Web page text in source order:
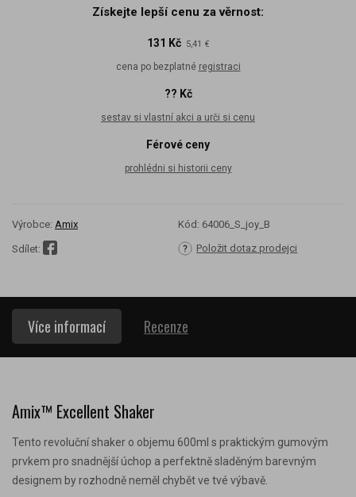
Získejte lepší cenu za věrnost:
131 Kč 5,41 €
cena po bezplatné registraci
?? Kč
sestav si vlastní akci a urči si cenu
Férové ceny
prohlédni si historii ceny
Výrobce: Amix Kód: 64006_S_joy_B
Sdílet: Položit dotaz prodejci
Více informací Recenze
Amix™ Excellent Shaker
Tento revoluční shaker o objemu 600ml s praktickým gumovým
prvkem pro snadnější úchop a perfektně sladěným barevným
designem by rozhodně neměl chybět ve tvé výbavě.